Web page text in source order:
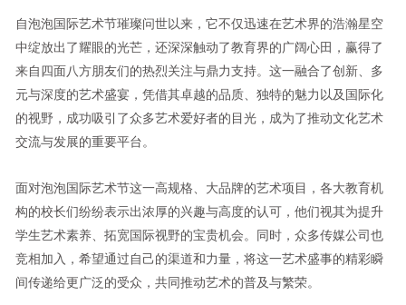
自泡泡国际艺术节璀璨问世以来，它不仅迅速在艺术界的浩瀚星空
中绽放出了耀眼的光芒，还深深触动了教育界的广阔心田，赢得了
来自四面八方朋友们的热烈关注与鼎力支持。这一融合了创新、多
元与深度的艺术盛宴，凭借其卓越的品质、独特的魅力以及国际化
的视野，成功吸引了众多艺术爱好者的目光，成为了推动文化艺术
交流与发展的重要平台。
面对泡泡国际艺术节这一高规格、大品牌的艺术项目，各大教育机
构的校长们纷纷表示出浓厚的兴趣与高度的认可，他们视其为提升
学生艺术素养、拓宽国际视野的宝贵机会。同时，众多传媒公司也
竞相加入，希望通过自己的渠道和力量，将这一艺术盛事的精彩瞬
间传递给更广泛的受众，共同推动艺术的普及与繁荣。